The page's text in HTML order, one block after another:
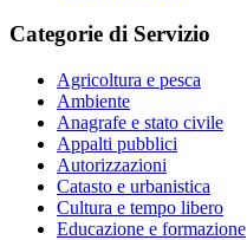
Categorie di Servizio
Agricoltura e pesca
Ambiente
Anagrafe e stato civile
Appalti pubblici
Autorizzazioni
Catasto e urbanistica
Cultura e tempo libero
Educazione e formazione